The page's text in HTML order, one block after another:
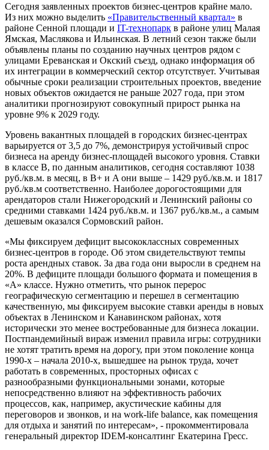
Сегодня заявленных проектов бизнес-центров крайне мало.
Из них можно выделить «Правительственный квартал» в
районе Сенной площади и IT-технопарк в районе улиц Малая
Ямская, Маслякова и Ильинская. В летний сезон также были
объявлены планы по созданию научных центров рядом с
улицами Ереванская и Окский съезд, однако информация об
их интеграции в коммерческий сектор отсутствует. Учитывая
обычные сроки реализации строительных проектов, введение
новых объектов ожидается не раньше 2027 года, при этом
аналитики прогнозируют совокупный прирост рынка на
уровне 9% к 2029 году.
Уровень вакантных площадей в городских бизнес-центрах
варьируется от 3,5 до 7%, демонстрируя устойчивый спрос
бизнеса на аренду бизнес-площадей высокого уровня. Ставки
в классе В, по данным аналитиков, сегодня составляют 1038
руб./кв.м. в месяц, в B+ и A они выше – 1429 руб./кв.м. и 1817
руб./кв.м соответственно. Наиболее дорогостоящими для
арендаторов стали Нижегородский и Ленинский районы со
средними ставками 1424 руб./кв.м. и 1367 руб./кв.м., а самым
дешевым оказался Сормовский район.
«Мы фиксируем дефицит высококлассных современных
бизнес-центров в городе. Об этом свидетельствуют темпы
роста арендных ставок. За два года они выросли в среднем на
20%. В дефиците площади большого формата и помещения в
«А» классе. Нужно отметить, что рынок перерос
географическую сегментацию и перешел в сегментацию
качественную, мы фиксируем высокие ставки аренды в новых
объектах в Ленинском и Канавинском районах, хотя
исторически это менее востребованные для бизнеса локации.
Постпандемийный вираж изменил правила игры: сотрудники
не хотят тратить время на дорогу, при этом поколение конца
1990-х – начала 2010-х, вышедшее на рынок труда, хочет
работать в современных, просторных офисах с
разнообразными функциональными зонами, которые
непосредственно влияют на эффективность рабочих
процессов, как, например, акустические кабины для
переговоров и звонков, и на work-life balance, как помещения
для отдыха и занятий по интересам», - прокомментировала
генеральный директор IDEM-консалтинг Екатерина Гресс.